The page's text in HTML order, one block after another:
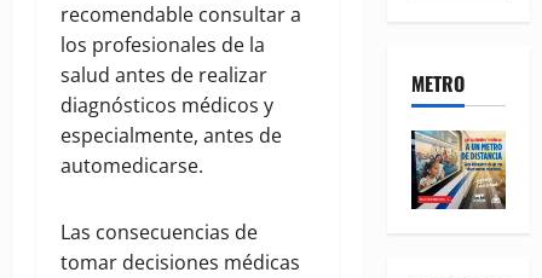
recomendable consultar a
los profesionales de la
salud antes de realizar
diagnósticos médicos y
especialmente, antes de
automedicarse.
Las consecuencias de
tomar decisiones médicas
METRO